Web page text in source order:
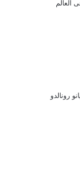
العالم
رونالدو